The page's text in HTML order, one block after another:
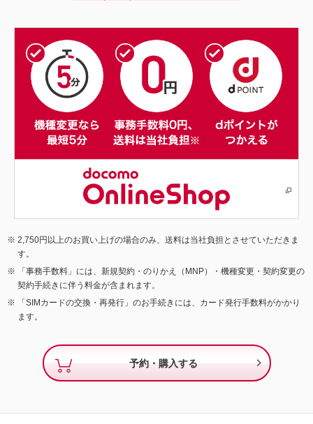
2,750円以上のお買い上げの場合のみ、送料は当社負担とさせていただきま
す。
「事務手数料」には、新規契約・のりかえ（MNP）・機種変更・契約変更の
契約手続きに伴う料金が含まれます。
「SIMカードの交換・再発行」のお手続きには、カード発行手数料がかかり
ます。
予約・購入する 